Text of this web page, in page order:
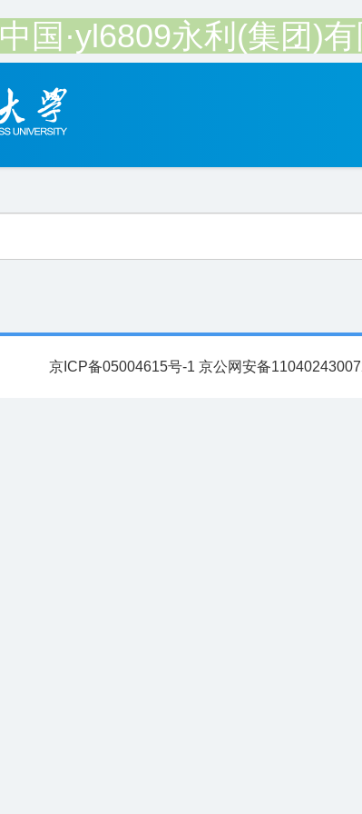
中国·yl6809永利(集团)
京ICP备05004615号-1 京公网安备